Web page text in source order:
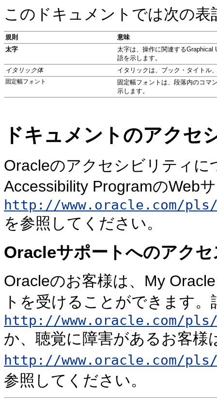
このドキュメントでは次の
規則
意味
太字
太字は、操作に関連するGraphical
語を示します。
イタリック体
イタリックは、ブック・タイトル
固定幅フォント
固定幅フォントは、段落内のコマ
示します。
ドキュメントのアクセ
Oracleのアクセシビリティに
Accessibility ProgramのWeb
http://www.oracle.com/
を参照してください。
Oracleサポートへのアクセ
Oracleのお客様は、My
トを受けることができます。
http://www.oracle.com/
か、聴覚に障害があるお客様
http://www.oracle.com/
参照してください。